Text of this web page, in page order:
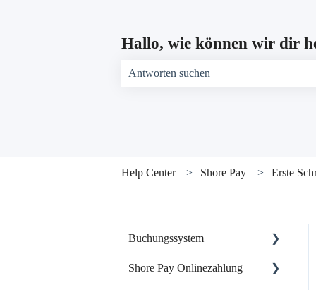
Hallo, wie können wir dir
Help Center Shore Pay Erste
Buchungssystem
Dein Start mit Shore
Shore Pay Onlinezahlung